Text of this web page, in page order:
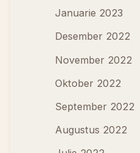
Januarie 2023
Desember 2022
November 2022
Oktober 2022
September 2022
Augustus 2022